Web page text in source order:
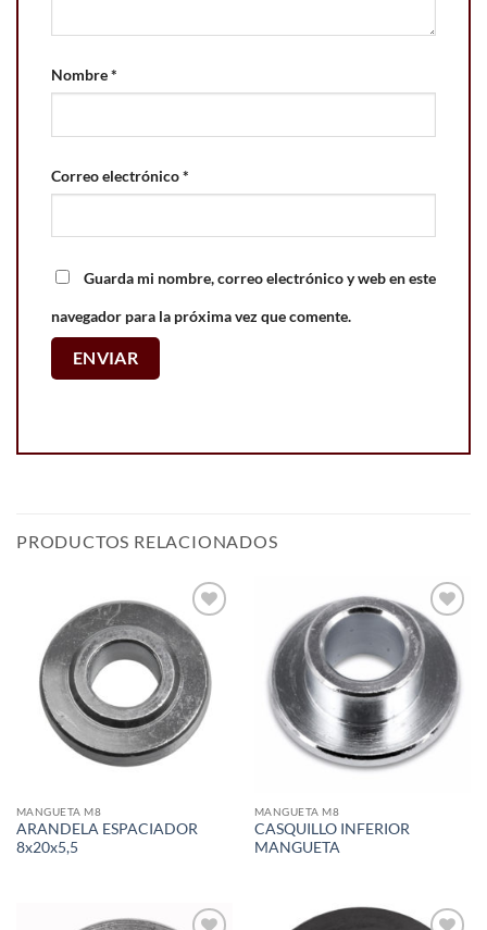
Nombre*
Correo electrónico*
Guarda mi nombre, correo electrónico y web en este
navegador para la próxima vez que comente.
PRODUCTOS RELACIONADOS
Add to
wishlist
MANGUETA M8
ARANDELA ESPACIADOR
8x20x5,5
Add to
wishlist
MANGUETA M8
CASQUILLO INFERIOR
MANGUETA